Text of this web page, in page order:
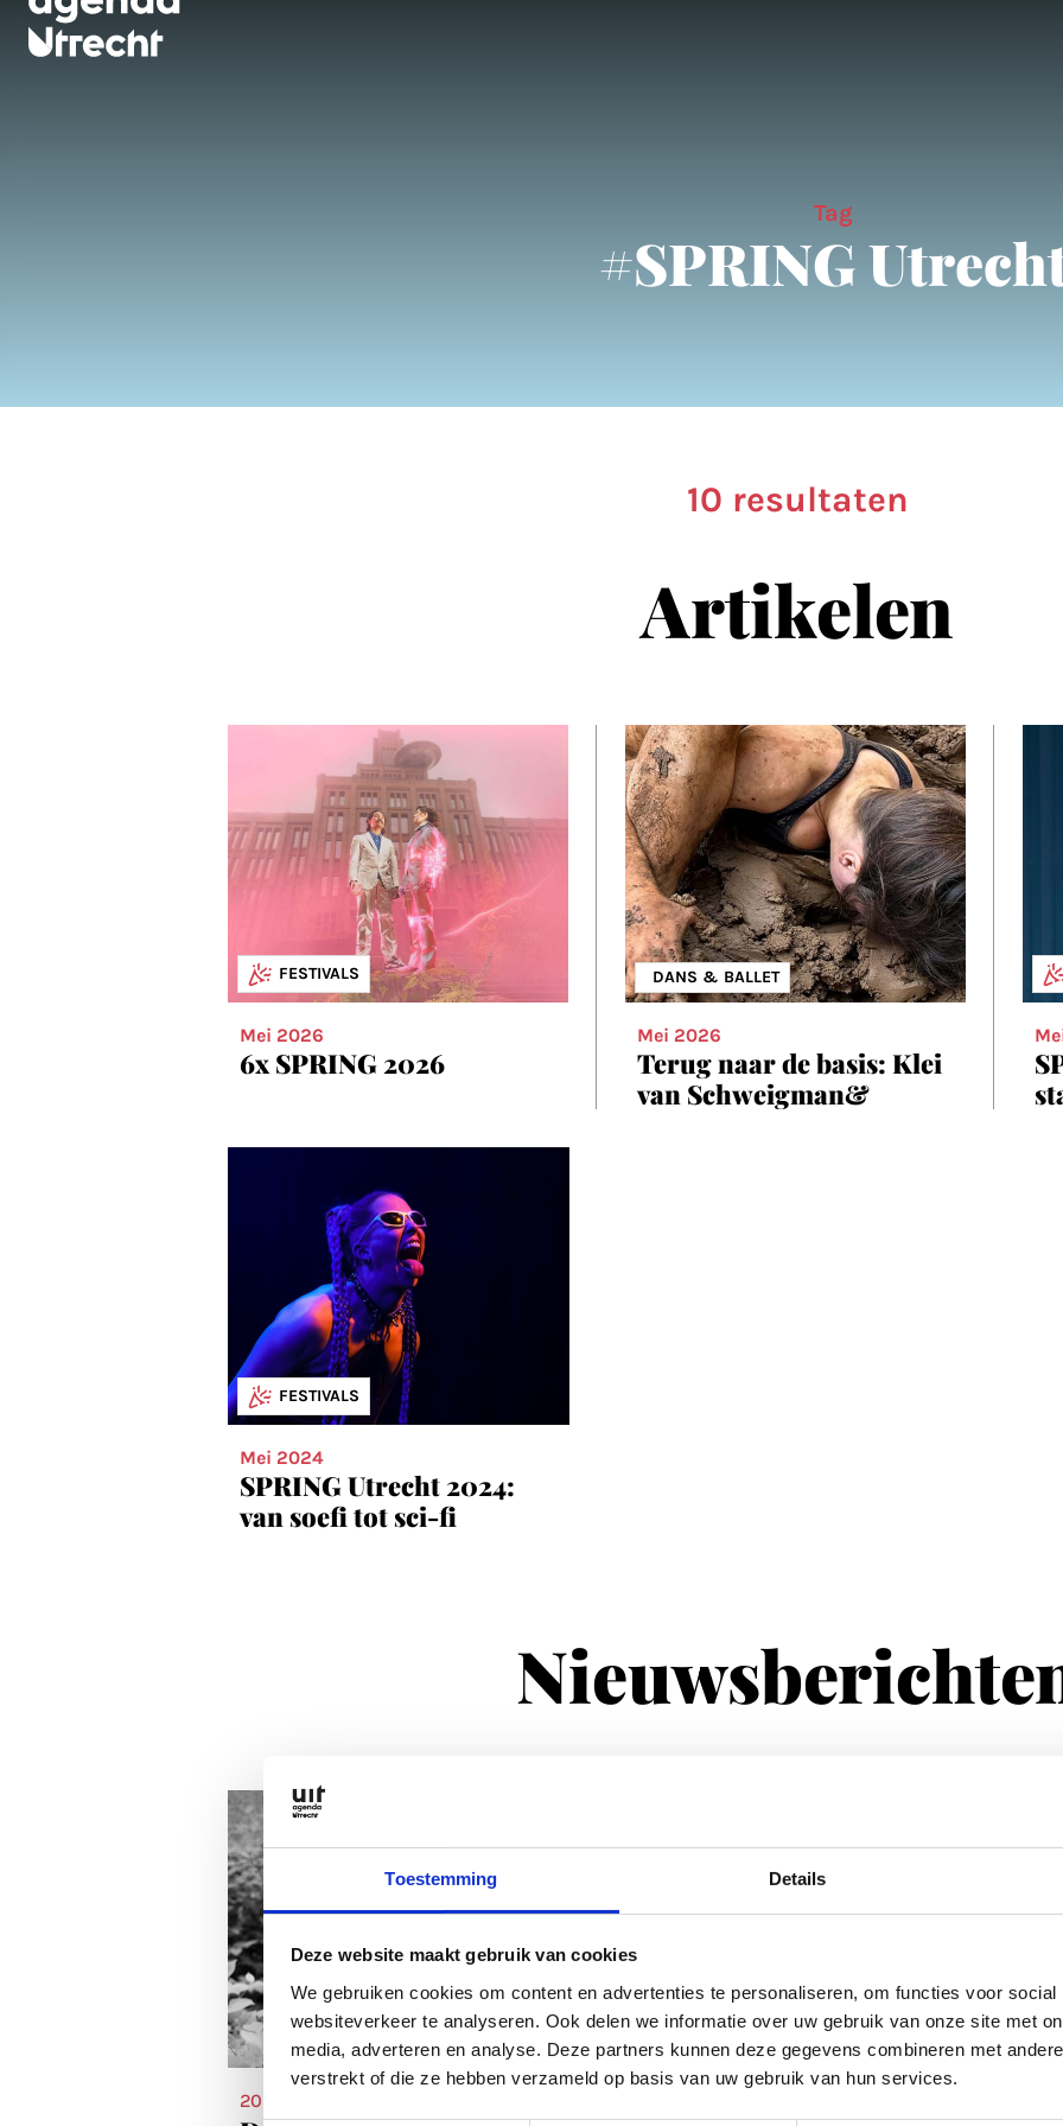
Toestemming Details
Deze website maakt gebruik van cookies
We gebruiken cookies om content en advertenties te personaliseren, om functies voor
websiteverkeer te analyseren. Ook delen we informatie over uw gebruik van onze site met
media, adverteren en analyse. Deze partners kunnen deze gegevens combineren met
verstrekt of die ze hebben verzameld op basis van uw gebruik van hun services.
Tag
#SPRING
10 resultaten
Artikelen
FESTIVALS
Mei 2026
6x SPRING 2026
DANS & BALLET
Mei 2026
Terug naar de basis: Klei
van Schweigman&
FESTIVALS
Mei 2024
SPRING Utrecht 2024:
van soefi tot sci-fi
20 mrt 2026